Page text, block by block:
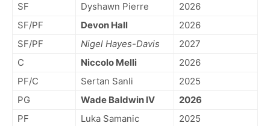
SF
Dyshawn Pierre
2026
SF/PF
Devon Hall
2026
SF/PF
Nigel Hayes-Davis
2027
C
Niccolo Melli
2026
PF/C
Sertan Sanli
2025
PG
Wade Baldwin IV
2026
PF
Luka Samanic
2025